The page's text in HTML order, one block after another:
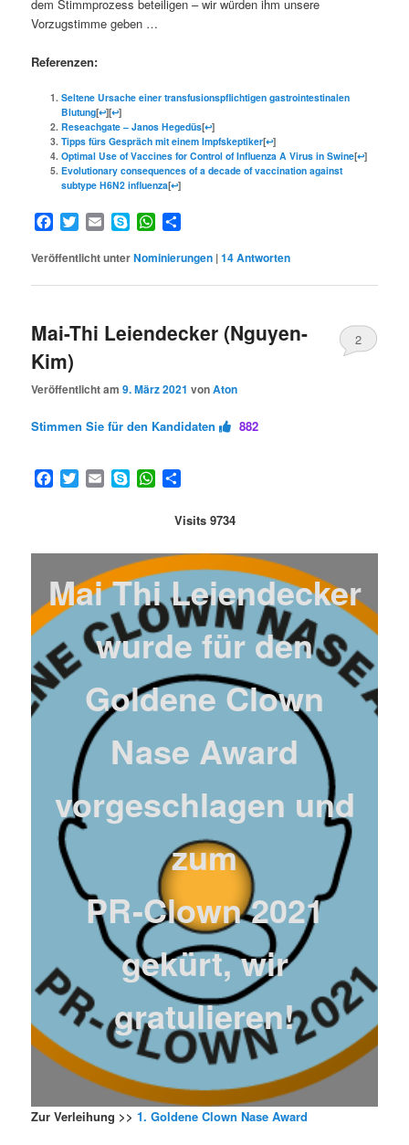
dem Stimmprozess beteiligen – wir würden ihm unsere
Vorzugstimme geben …
Referenzen:
Seltene Ursache einer transfusionspflichtigen gastrointestinalen
Blutung[↩][↩]
Reseachgate – Janos Hegedüs[↩]
Tipps fürs Gespräch mit einem Impfskeptiker[↩]
Optimal Use of Vaccines for Control of Influenza A Virus in Swine[↩]
Evolutionary consequences of a decade of vaccination against
subtype H6N2 influenza[↩]
Facebook
TwitterEmailSkypeWhatsApp
Veröffentlicht unterNominierungen |14Antworten
Mai-Thi Leiendecker (Nguyen-
Kim)
Veröffentlicht am9. März 2021 vonAton
2
Stimmen Sie für den Kandidaten 882
Facebook
TwitterEmailSkypeWhatsApp
Visits 9734
Mai Thi Leiendecker
wurde für den
Goldene Clown
Nase Award
vorgeschlagen und
zum
PR-Clown 2021
gekürt, wir
gratulieren!
Zur Verleihung >>1. Goldene Clown Nase Award